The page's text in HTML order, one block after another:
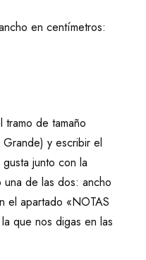
en centímetros:
de tamaño
y escribir el
junto con la
de las dos: ancho
el apartado «NOTAS
que nos digas en las